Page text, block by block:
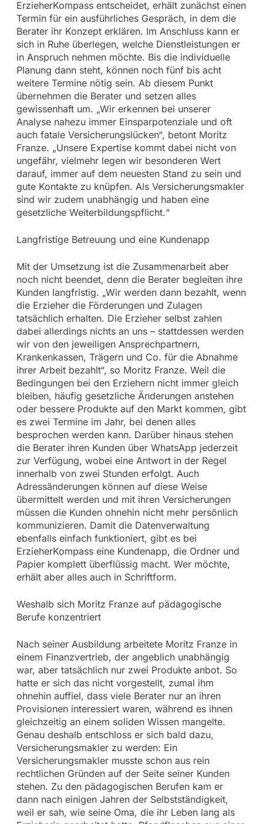
ErzieherKompass entscheidet, erhält zunächst einen
Termin für ein ausführliches Gespräch, in dem die
Berater ihr Konzept erklären. Im Anschluss kann er
sich in Ruhe überlegen, welche Dienstleistungen er
in Anspruch nehmen möchte. Bis die individuelle
Planung dann steht, können noch fünf bis acht
weitere Termine nötig sein. Ab diesem Punkt
übernehmen die Berater und setzen alles
gewissenhaft um. „Wir erkennen bei unserer
Analyse nahezu immer Einsparpotenziale und oft
auch fatale Versicherungslücken“, betont Moritz
Franze. „Unsere Expertise kommt dabei nicht von
ungefähr, vielmehr legen wir besonderen Wert
darauf, immer auf dem neuesten Stand zu sein und
gute Kontakte zu knüpfen. Als Versicherungsmakler
sind wir zudem unabhängig und haben eine
gesetzliche Weiterbildungspflicht.“
Langfristige Betreuung und eine Kundenapp
Mit der Umsetzung ist die Zusammenarbeit aber
noch nicht beendet, denn die Berater begleiten ihre
Kunden langfristig. „Wir werden dann bezahlt, wenn
die Erzieher die Förderungen und Zulagen
tatsächlich erhalten. Die Erzieher selbst zahlen
dabei allerdings nichts an uns – stattdessen werden
wir von den jeweiligen Ansprechpartnern,
Krankenkassen, Trägern und Co. für die Abnahme
ihrer Arbeit bezahlt“, so Moritz Franze. Weil die
Bedingungen bei den Erziehern nicht immer gleich
bleiben, häufig gesetzliche Änderungen anstehen
oder bessere Produkte auf den Markt kommen, gibt
es zwei Termine im Jahr, bei denen alles
besprochen werden kann. Darüber hinaus stehen
die Berater ihren Kunden über WhatsApp jederzeit
zur Verfügung, wobei eine Antwort in der Regel
innerhalb von zwei Stunden erfolgt. Auch
Adressänderungen können auf diese Weise
übermittelt werden und mit ihren Versicherungen
müssen die Kunden ohnehin nicht mehr persönlich
kommunizieren. Damit die Datenverwaltung
ebenfalls einfach funktioniert, gibt es bei
ErzieherKompass eine Kundenapp, die Ordner und
Papier komplett überflüssig macht. Wer möchte,
erhält aber alles auch in Schriftform.
Weshalb sich Moritz Franze auf pädagogische
Berufe konzentriert
Nach seiner Ausbildung arbeitete Moritz Franze in
einem Finanzvertrieb, der angeblich unabhängig
war, aber tatsächlich nur zwei Produkte anbot. So
hatte er sich das nicht vorgestellt, zumal ihm
ohnehin auffiel, dass viele Berater nur an ihren
Provisionen interessiert waren, während es ihnen
gleichzeitig an einem soliden Wissen mangelte.
Genau deshalb entschloss er sich bald dazu,
Versicherungsmakler zu werden: Ein
Versicherungsmakler musste schon aus rein
rechtlichen Gründen auf der Seite seiner Kunden
stehen. Zu den pädagogischen Berufen kam er
dann nach einigen Jahren der Selbstständigkeit,
weil er sah, wie seine Oma, die ihr Leben lang als